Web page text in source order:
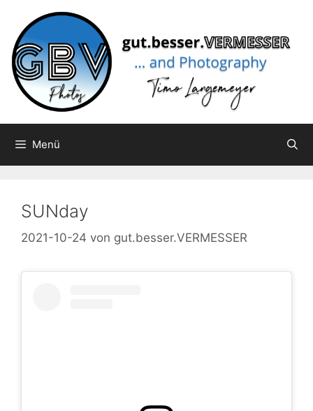
Inhalt
springen
Menü
SUNday
2021-10-24 von gut.besser.VERMESSER